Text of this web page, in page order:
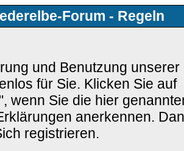
Forum - Regeln
und Benutzung unserer
für Sie. Klicken Sie auf
wenn Sie die hier
anerkennen.
registrieren.